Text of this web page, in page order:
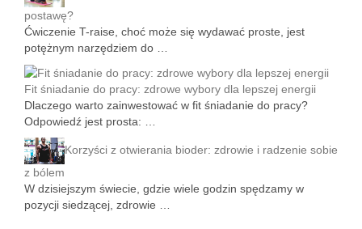
postawę?
Ćwiczenie T-raise, choć może się wydawać proste, jest
potężnym narzędziem do …
Fit śniadanie do pracy: zdrowe wybory dla lepszej energii
Dlaczego warto zainwestować w fit śniadanie do pracy?
Odpowiedź jest prosta: …
Korzyści z otwierania bioder: zdrowie i radzenie sobie
z bólem
W dzisiejszym świecie, gdzie wiele godzin spędzamy w
pozycji siedzącej, zdrowie …